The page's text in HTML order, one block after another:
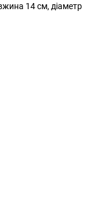
14 см, діаметр